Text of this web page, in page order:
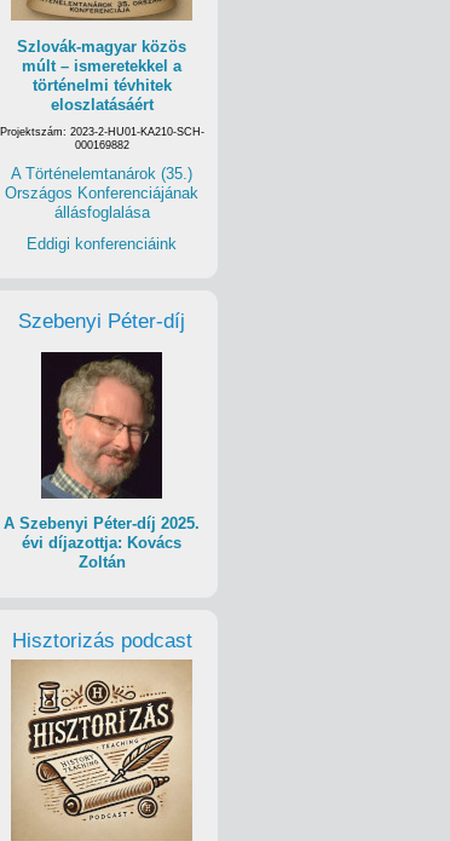
Szlovák-magyar közös
múlt – ismeretekkel a
történelmi tévhitek
eloszlatásáért
Projektszám: 2023-2-HU01-KA210-SCH-
000169882
A Történelemtanárok (35.)
Országos Konferenciájának
állásfoglalása
Eddigi konferenciáink
Szebenyi Péter-díj
A Szebenyi Péter-díj 2025.
évi díjazottja: Kovács
Zoltán
Hisztorizás podcast